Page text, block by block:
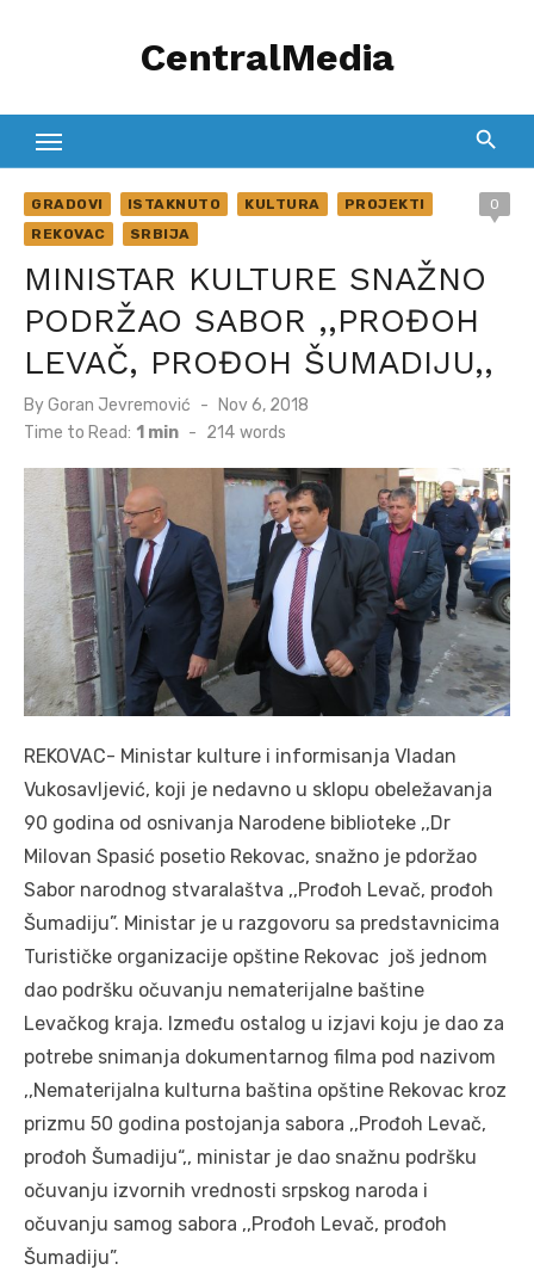
CentralMedia
GRADOVI ISTAKNUTO KULTURA
PROJEKTI
REKOVAC
SRBIJA
0
MINISTAR KULTURE SNAŽNO
PODRŽAO SABOR ,,PROĐOH
LEVAČ, PROĐOH ŠUMADIJU,,
ByGoran Jevremović
Posted
on
Nov 6, 2018
Time to Read: 1 min - 214 words
REKOVAC- Ministar kulture i informisanja Vladan
Vukosavljević, koji je nedavno u sklopu obeležavanja
90 godina od osnivanja Narodene biblioteke ,,Dr
Milovan Spasić posetio Rekovac, snažno je pdoržao
Sabor narodnog stvaralaštva ,,Prođoh Levač, prođoh
Šumadiju”. Ministar je u razgovoru sa predstavnicima
Turističke organizacije opštine Rekovac još jednom
dao podršku očuvanju nematerijalne baštine
Levačkog kraja. Između ostalog u izjavi koju je dao za
potrebe snimanja dokumentarnog filma pod nazivom
,,Nematerijalna kulturna baština opštine Rekovac kroz
prizmu 50 godina postojanja sabora ,,Prođoh Levač,
prođoh Šumadiju“,, ministar je dao snažnu podršku
očuvanju izvornih vrednosti srpskog naroda i
očuvanju samog sabora ,,Prođoh Levač, prođoh
Šumadiju”.